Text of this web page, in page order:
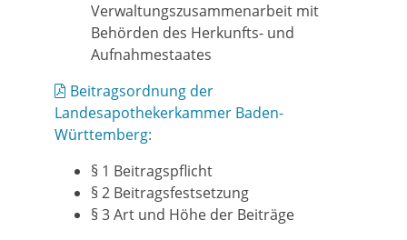
Verwaltungszusammenarbeit mit
Behörden des Herkunfts- und
Aufnahmestaates
Beitragsordnung der
Landesapothekerkammer Baden-
Württemberg:
§ 1 Beitragspflicht
§ 2 Beitragsfestsetzung
§ 3 Art und Höhe der Beiträge